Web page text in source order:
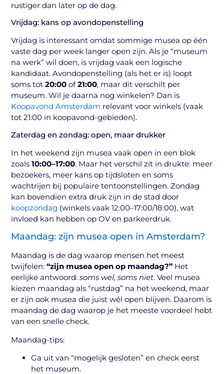
rustiger dan later op de dag.
Vrijdag: kans op avondopenstelling
Vrijdag is interessant omdat sommige musea op één
vaste dag per week langer open zijn. Als je “museum
na werk” wil doen, is vrijdag vaak een logische
kandidaat. Avondopenstelling (als het er is) loopt
soms tot20:00 of21:00, maar dit verschilt per
museum. Wil je daarna nog winkelen? Dan is
Koopavond Amsterdam relevant voor winkels (vaak
tot 21:00 in koopavond-gebieden).
Zaterdag en zondag: open, maar drukker
In het weekend zijn musea vaak open in een blok
zoals10:00–17:00. Maar het verschil zit in drukte: meer
bezoekers, meer kans op tijdsloten en soms
wachtrijen bij populaire tentoonstellingen. Zondag
kan bovendien extra druk zijn in de stad door
koopzondag (winkels vaak 12:00–17:00/18:00), wat
invloed kan hebben op OV en parkeerdruk.
Maandag: zijn musea open in Amsterdam?
Maandag is de dag waarop mensen het meest
twijfelen:“zijn musea open op maandag?” Het
eerlijke antwoord:soms wel, soms niet. Veel musea
kiezen maandag als “rustdag” na het weekend, maar
er zijn ook musea die juist wél open blijven. Daarom is
maandag de dag waarop je het meeste voordeel hebt
van een snelle check.
Maandag-tips:
Ga uit van “mogelijk gesloten” en check eerst
het museum.